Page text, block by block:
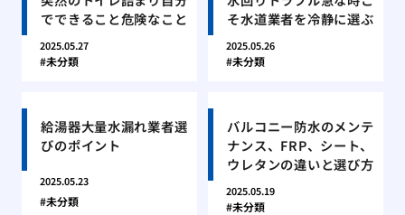
でできること危険なこと
2025.05.27
未分類
そ水道業者を冷静に選ぶ
2025.05.26
未分類
給湯器大量水漏れ業者選
びのポイント
2025.05.23
未分類
バルコニー防水のメンテ
ナンス、FRP、シート、
ウレタンの違いと選び方
2025.05.19
未分類